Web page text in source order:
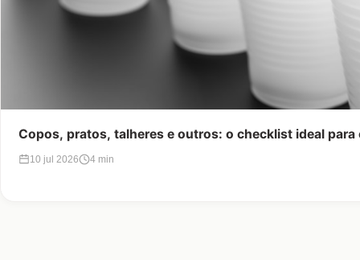
Copos, pratos, talheres e outros: o checklist ideal para
10 jul 2026 4 min